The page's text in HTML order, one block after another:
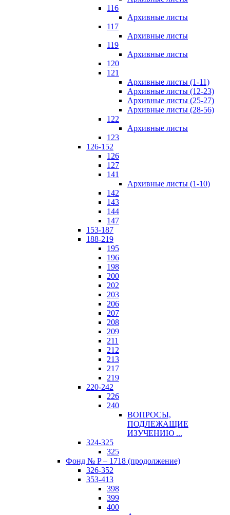
116
Архивные листы
117
Архивные листы
119
Архивные листы
120
121
Архивные листы (1-11)
Архивные листы (12-23)
Архивные листы (25-27)
Архивные листы (28-56)
122
Архивные листы
123
126-152
126
127
141
Архивные листы (1-10)
142
143
144
147
153-187
188-219
195
196
198
200
202
203
206
207
208
209
211
212
213
217
219
220-242
226
240
ВОПРОСЫ,
ПОДЛЕЖАЩИЕ
ИЗУЧЕНИЮ ...
324-325
325
Фонд № P – 1718 (продолжение)
326-352
353-413
398
399
400